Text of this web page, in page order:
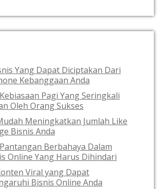
Yang Dapat Diciptakan Dari
Kebanggaan Anda
Pagi Yang Seringkali
Oleh Orang Sukses
Meningkatkan Jumlah Like
Bisnis Anda
Berbahaya Dalam
Online Yang Harus Dihindari
Viral yang Dapat
Bisnis Online Anda